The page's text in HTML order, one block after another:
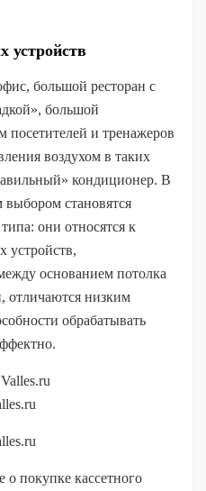
устройств
большой ресторан с
большой
посетителей и тренажеров
воздухом в таких
кондиционер. В
становятся
они относятся к
устройств,
основанием потолка
отличаются низким
обрабатывать
покупке кассетного